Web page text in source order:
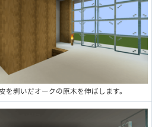
を剥いだオークの原木を伸ばします。